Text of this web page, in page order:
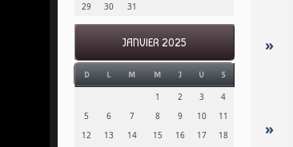
29
30 31
JANVIER 2025
D L M M J V S
1 2 3
4
5
6 7 8 9 10
11
12
13 14 15 16 17 18
»
»